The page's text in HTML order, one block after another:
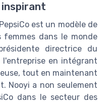
est un modèle de
femmes dans le monde
directrice du
en intégrant
tout en maintenant
Nooyi a non seulement
dans le secteur des